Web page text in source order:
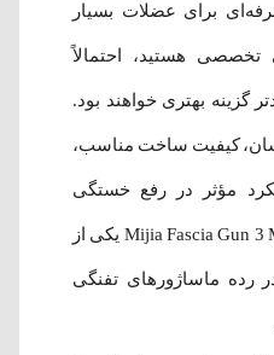
برای عضلات بسیار
تخصصی هستید، احتمالاً
گزینه بهتری خواهند بود.
کیفیت ساخت مناسب،
مؤثر در رفع خستگی
عضلات است، Mijia Fascia Gun 3 Mini Edition یکی از
رده ماساژورهای تفنگی